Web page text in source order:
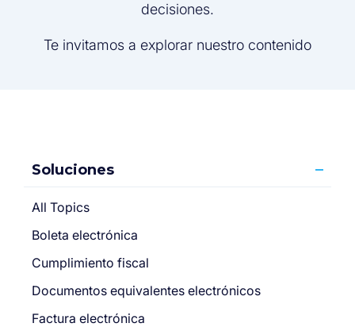
decisiones.
Te invitamos a explorar nuestro contenido
Soluciones
All Topics
Boleta electrónica
Cumplimiento fiscal
Documentos equivalentes electrónicos
Factura electrónica